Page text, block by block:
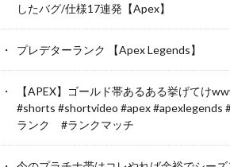
したバグ/仕様17連発【Apex】
プレデターランク 【Apex Legends】
【APEX】ゴールド帯あるある挙げてけ
#shorts #shortvideo #apex #apexlegends
ランク #ランクマッチ